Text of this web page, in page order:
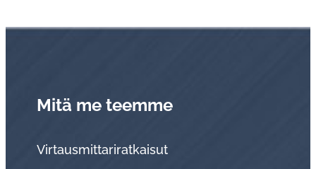
Mitä me teemme
Virtausmittariratkaisut